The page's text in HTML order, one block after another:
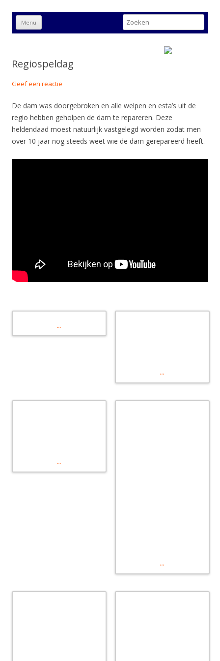
Scouting Livingstonegroep
Amstelveen
Menu
Zoeken
naar:
Spring
Regiospeldag
Geef een reactie
De dam was doorgebroken en alle welpen en esta’s uit de
regio hebben geholpen de dam te repareren. Deze
heldendaad moest natuurlijk vastgelegd worden zodat men
over 10 jaar nog steeds weet wie de dam gerepareerd heeft.
...
...
...
...